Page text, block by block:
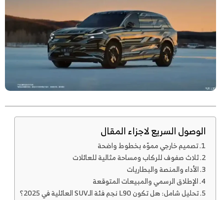
الوصول السريع لاجزاء المقال
تصميم خارجي مموّه بخطوط واضحة
ثلاث صفوف للركاب ومساحة مثالية للعائلات
الأداء والمنصة والبطاريات
الإطلاق الرسمي والمبيعات المتوقعة
تحليل شامل: هل تكون L90 نجم فئة الـSUV العائلية في 2025؟